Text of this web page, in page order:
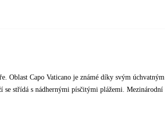
Oblast Capo Vaticano je známé díky svým úchvatným
střídá s nádhernými písčitými plážemi. Mezinárodní